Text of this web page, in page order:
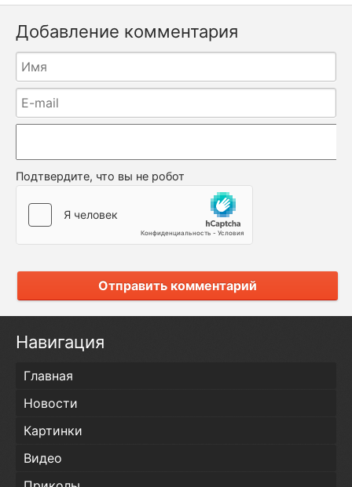
Добавление комментария
Подтвердите, что вы не робот
Отправить комментарий
Навигация
Главная
Новости
Картинки
Видео